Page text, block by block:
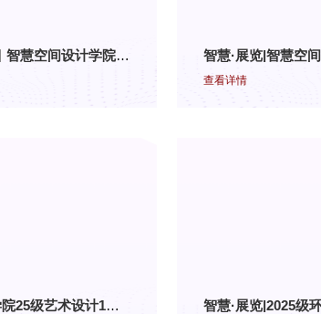
智慧·展览｜智慧空间设计学院建装五六班《建筑装饰施工技术》外出实训总结
查看详情
创意设计学院25级艺术设计1班 《标志设计》结课作品展（一）